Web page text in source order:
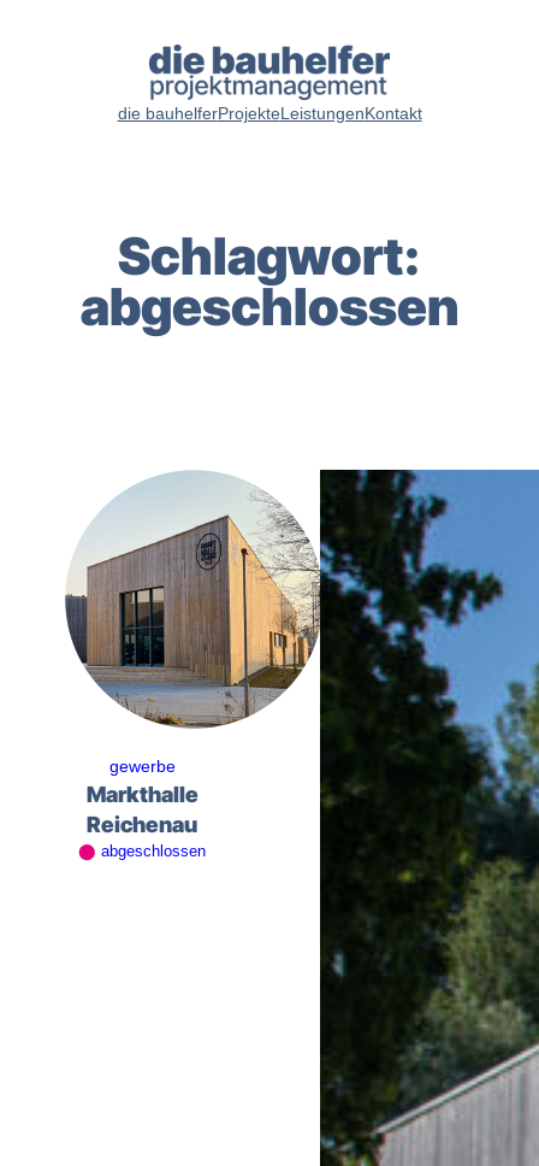
die bauhelferProjekteLeistungenKontakt
Schlagwort:
abgeschlossen
gewerbe
Markthalle
Reichenau
⬤ abgeschlossen